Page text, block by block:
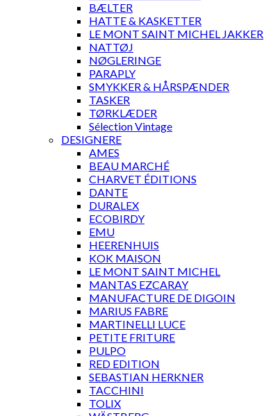
BÆLTER
HATTE & KASKETTER
LE MONT SAINT MICHEL JAKKER
NATTØJ
NØGLERINGE
PARAPLY
SMYKKER & HÅRSPÆNDER
TASKER
TØRKLÆDER
Sélection Vintage
DESIGNERE
AMES
BEAU MARCHÉ
CHARVET ÉDITIONS
DANTE
DURALEX
ECOBIRDY
EMU
HEERENHUIS
KOK MAISON
LE MONT SAINT MICHEL
MANTAS EZCARAY
MANUFACTURE DE DIGOIN
MARIUS FABRE
MARTINELLI LUCE
PETITE FRITURE
PULPO
RED EDITION
SEBASTIAN HERKNER
TACCHINI
TOLIX